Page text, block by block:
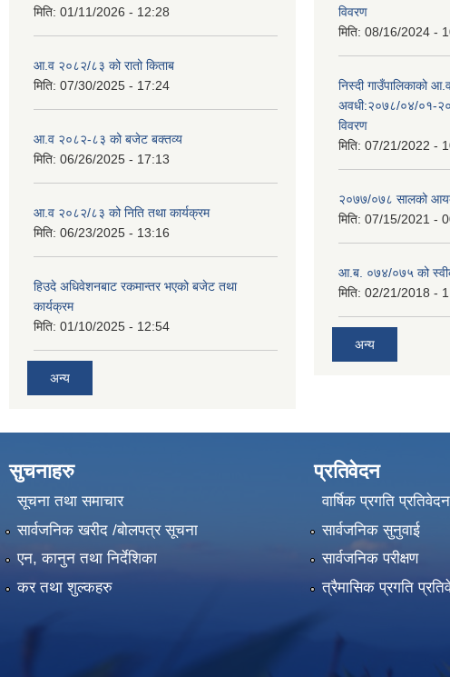
मिति: 01/11/2026 - 12:28
आ.व २०८२/८३ को रातो किताब
मिति: 07/30/2025 - 17:24
आ.व २०८२-८३ को बजेट बक्तव्य
मिति: 06/26/2025 - 17:13
आ.व २०८२/८३ को निति तथा कार्यक्रम
मिति: 06/23/2025 - 13:16
हिउदे अधिवेशनबाट रकमान्तर भएको बजेट तथा
कार्यक्रम
मिति: 01/10/2025 - 12:54
अन्य
विवरण
मिति: 08/16/2024 -
निस्दी गाउँपालिकाको
अवधी:२०७८/०४/०१-
विवरण
मिति: 07/21/2022 -
२०७७/०७८ सालको
मिति: 07/15/2021 -
आ.ब. ०७४/०७५ को
मिति: 02/21/2018 -
अन्य
सुचनाहरु
सूचना तथा समाचार
सार्वजनिक खरीद /बोलपत्र सूचना
एन, कानुन तथा निर्देशिका
कर तथा शुल्कहरु
प्रतिवेदन
वार्षिक प्रगति प्रतिवेदन
सार्वजनिक सुनुवाई
सार्वजनिक परीक्षण
त्रैमासिक प्रगति